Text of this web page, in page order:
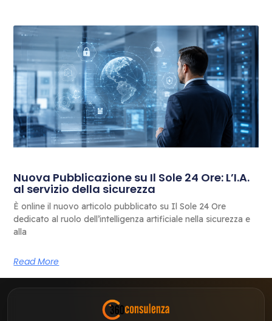
Nuova Pubblicazione su Il Sole 24 Ore: L’I.A.
al servizio della sicurezza
È online il nuovo articolo pubblicato su Il Sole 24 Ore
dedicato al ruolo dell’intelligenza artificiale nella sicurezza e
alla
Read More